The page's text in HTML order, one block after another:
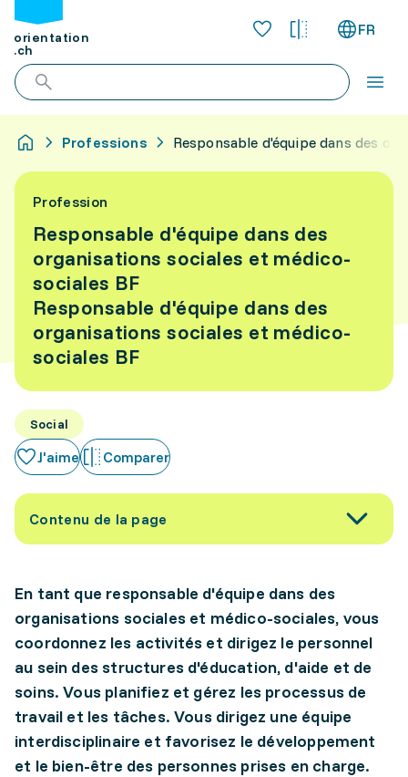
orientation
.ch
FR
Professions Responsable d'équipe dans des
Profession
Responsable d'équipe dans des
organisations sociales et médico-
sociales BF
Responsable d'équipe dans des
organisations sociales et médico-
sociales BF
Social
J'aime Comparer
Contenu de la page
En tant que responsable d'équipe dans des
organisations sociales et médico-sociales, vous
coordonnez les activités et dirigez le personnel
au sein des structures d'éducation, d'aide et de
soins. Vous planifiez et gérez les processus de
travail et les tâches. Vous dirigez une équipe
interdisciplinaire et favorisez le développement
et le bien-être des personnes prises en charge.